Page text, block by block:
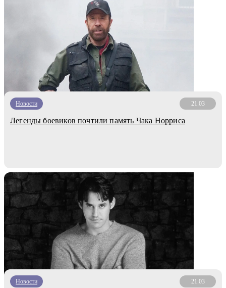
Новости 21.03
Легенды боевиков почтили память Чака Норриса
Новости 21.03